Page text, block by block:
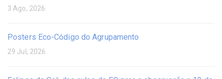
3 Ago, 2026
Posters Eco-Código do Agrupamento
29 Jul, 2026